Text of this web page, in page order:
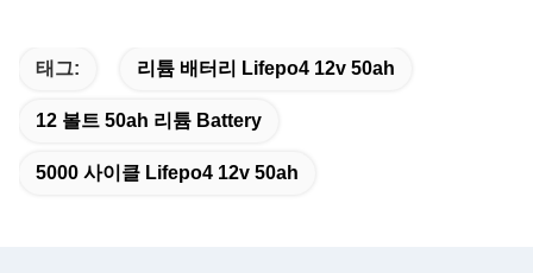
태그: 리튬 배터리 Lifepo4 12v 50ah
12 볼트 50ah 리튬 Battery
5000 사이클 Lifepo4 12v 50ah